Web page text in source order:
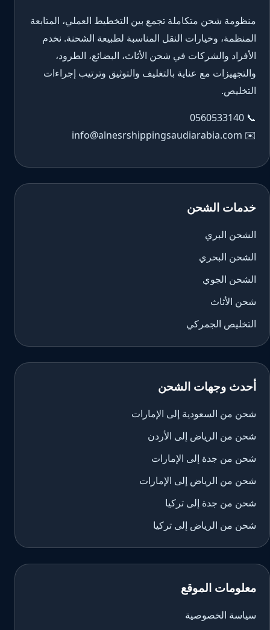
منظومة شحن متكاملة تجمع بين التخطيط العملي، المتابعة
المنظمة، وخيارات النقل المناسبة لطبيعة الشحنة. نخدم
الأفراد والشركات في شحن الأثاث، البضائع، الطرود،
والتجهيزات مع عناية بالتغليف والتوثيق وترتيب إجراءات
التخليص.
📞
0560533140
✉️
info@alnesrshippingsaudiarabia.com
خدمات الشحن
الشحن البري
الشحن البحري
الشحن الجوي
شحن الأثاث
التخليص الجمركي
أحدث وجهات الشحن
شحن من السعودية إلى الإمارات
شحن من الرياض إلى الأردن
شحن من جدة إلى الإمارات
شحن من الرياض إلى الإمارات
شحن من جدة إلى تركيا
شحن من الرياض إلى تركيا
معلومات الموقع
سياسة الخصوصية